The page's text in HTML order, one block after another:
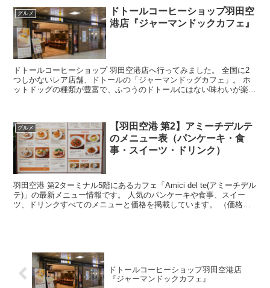
グルメ
ドトールコーヒーショップ羽田空
港店『ジャーマンドックカフェ』
ドトールコーヒーショップ 羽田空港店へ行ってみました。 全国に2
つしかないレア店舗、ドトールの「ジャーマンドッグカフェ」。 ホ
ットドッグの種類が豊富で、ふつうのドトールにはない味わいが楽し
グルメ
【羽田空港 第2】アミーチデルテ
のメニュー表（パンケーキ・食
事・スイーツ・ドリンク）
羽田空港 第2ターミナル5階にあるカフェ「Amici del te(アミーチデル
テ)」の最新メニュー情報です。 人気のパンケーキや食事、スイー
ツ、ドリンクすべてのメニューと価格を掲載しています。 （価格は
ドトールコーヒーショップ羽田空港店
『ジャーマンドックカフェ』